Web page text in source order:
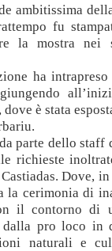
ambitissima
fu
la mostra nei
ha
è stata
parte dello staff
richieste
Dove,
la cerimonia di
il contorno di
dalla pro loco in
naturali e